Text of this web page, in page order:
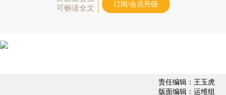
可畅读全文
订阅/会员升级
责任编辑：王玉虎
版面编辑：运维组